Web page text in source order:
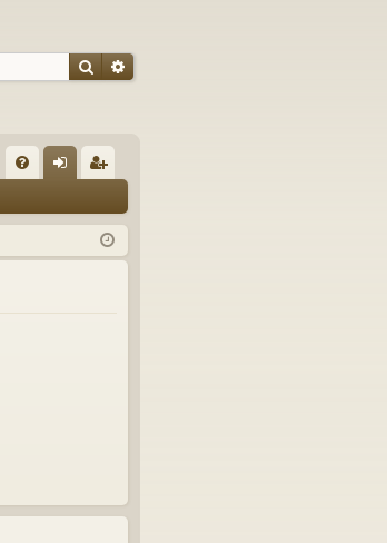
ПоискРасширенный поиск
Q д ис
тр